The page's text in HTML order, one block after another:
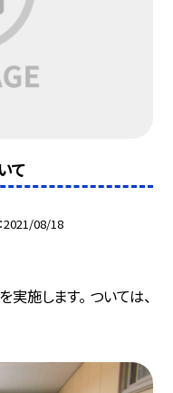
て
2021/08/18
施します。 ついては、